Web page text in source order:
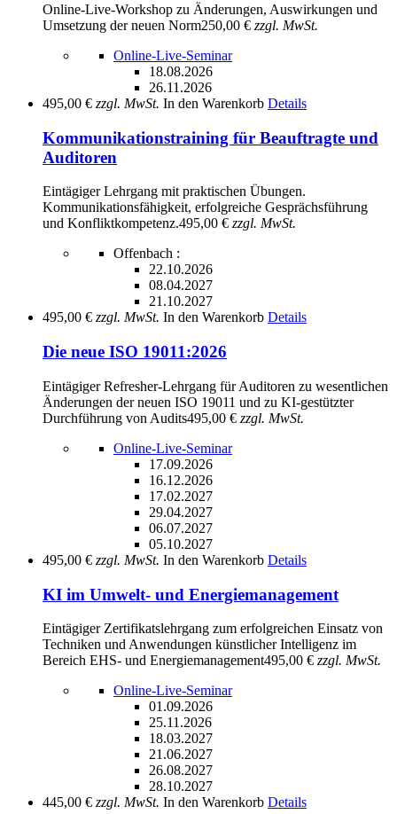
Online-Live-Workshop zu Änderungen, Auswirkungen und
Umsetzung der neuen Norm250,00 € zzgl. MwSt.
Online-Live-Seminar
18.08.2026
26.11.2026
495,00 € zzgl. MwSt. In den Warenkorb Details
Kommunikationstraining für Beauftragte und
Auditoren
Eintägiger Lehrgang mit praktischen Übungen.
Kommunikationsfähigkeit, erfolgreiche Gesprächsführung
und Konfliktkompetenz.495,00 € zzgl. MwSt.
Offenbach :
22.10.2026
08.04.2027
21.10.2027
495,00 € zzgl. MwSt. In den Warenkorb Details
Die neue ISO 19011:2026
Eintägiger Refresher-Lehrgang für Auditoren zu wesentlichen
Änderungen der neuen ISO 19011 und zu KI-gestützter
Durchführung von Audits495,00 € zzgl. MwSt.
Online-Live-Seminar
17.09.2026
16.12.2026
17.02.2027
29.04.2027
06.07.2027
05.10.2027
495,00 € zzgl. MwSt. In den Warenkorb Details
KI im Umwelt- und Energiemanagement
Eintägiger Zertifikatslehrgang zum erfolgreichen Einsatz von
Techniken und Anwendungen künstlicher Intelligenz im
Bereich EHS- und Energiemanagement495,00 € zzgl. MwSt.
Online-Live-Seminar
01.09.2026
25.11.2026
18.03.2027
21.06.2027
26.08.2027
28.10.2027
445,00 € zzgl. MwSt. In den Warenkorb Details